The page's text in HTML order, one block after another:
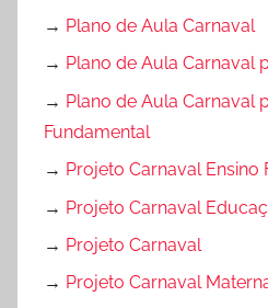
→ Plano de Aula Carnaval
→ Plano de Aula Carnaval
→ Plano de Aula Carnaval
Fundamental
→ Projeto Carnaval Ensino
→ Projeto Carnaval
→ Projeto Carnaval
→ Projeto Carnaval